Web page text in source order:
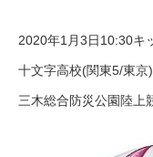
2020年1月3日10:30キ
十文字高校(関東5/東京
三木総合防災公園陸上